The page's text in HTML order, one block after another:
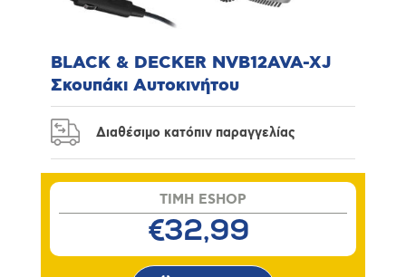
BLACK & DECKER NVB12AVA-XJ
Σκουπάκι Αυτοκινήτου
Διαθέσιμο κατόπιν παραγγελίας
TIMH ESHOP
€32,99